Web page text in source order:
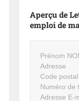
Aperçu de
emploi de
Prénom
Adresse
Code
Numéro de
Adresse E-